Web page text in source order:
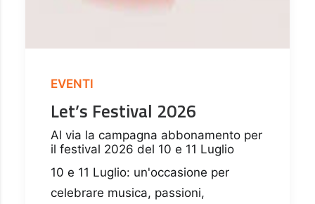
EVENTI
Let’s Festival 2026
Al via la campagna abbonamento per
il festival 2026 del 10 e 11 Luglio
10 e 11 Luglio: un'occasione per
celebrare musica, passioni,